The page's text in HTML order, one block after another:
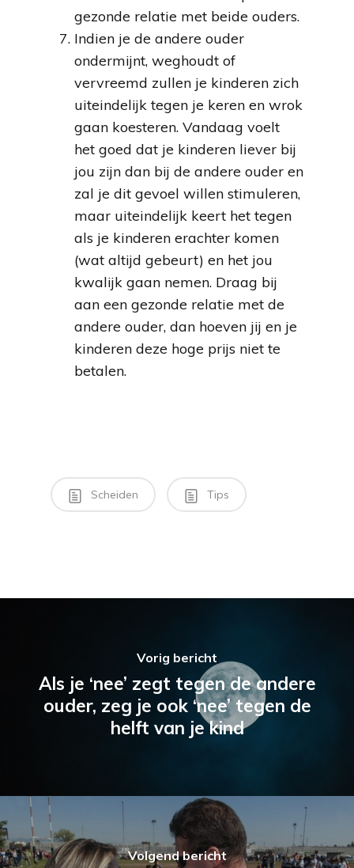
gezonde relatie met beide ouders.
Indien je de andere ouder
ondermijnt, weghoudt of
vervreemd zullen je kinderen zich
uiteindelijk tegen je keren en wrok
gaan koesteren. Vandaag voelt
het goed dat je kinderen liever bij
jou zijn dan bij de andere ouder en
zal je dit gevoel willen stimuleren,
maar uiteindelijk keert het tegen
als je kinderen erachter komen
(wat altijd gebeurt) en het jou
kwalijk gaan nemen. Draag bij
aan een gezonde relatie met de
andere ouder, dan hoeven jij en je
kinderen deze hoge prijs niet te
betalen.
Scheiden Tips
Vorig bericht
Als je ‘nee’ zegt tegen de andere
ouder, zeg je ook ‘nee’ tegen de
helft van je kind
Volgend bericht